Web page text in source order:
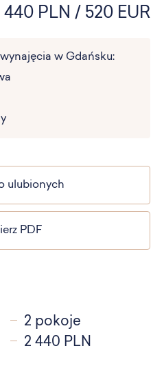
440 PLN / 520 EUR
w Gdańsku:
ulubionych
PDF
2 pokoje
2 440 PLN